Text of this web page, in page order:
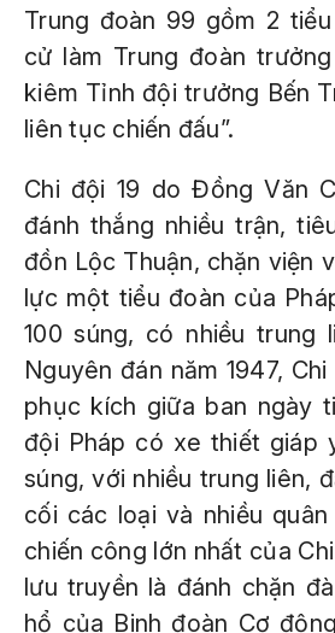
Trung đoàn 99 gồm 2
cử làm Trung đoàn
kiêm Tỉnh đội trưởng Bến
liên tục chiến đấu”.
Chi đội 19 do Đồng Văn
đánh thắng nhiều trận,
đồn Lộc Thuận, chặn viện
lực một tiểu đoàn của
100 súng, có nhiều trung
Nguyên đán năm 1947,
phục kích giữa ban ngày
đội Pháp có xe thiết giáp
súng, với nhiều trung liên,
cối các loại và nhiều
chiến công lớn nhất của
lưu truyền là đánh chặn
hổ của Binh đoàn Cơ